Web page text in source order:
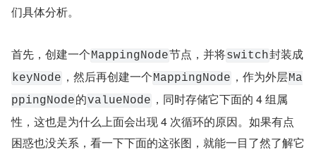
们具体分析。
首先，创建一个MappingNode节点，并将switch封装成
keyNode ，然后再创建一个MappingNode ，作为外层Ma
ppingNode的valueNode ，同时存储它下面的 4 组属
性，这也是为什么上面会出现 4 次循环的原因。如果有点
困惑也没关系，看一下下面的这张图，就能一目了然了解它